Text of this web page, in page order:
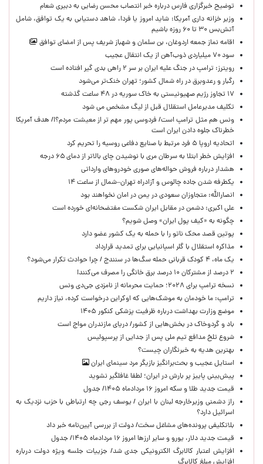
توضیح خبرگزاری فارس درباره خبر انتصاب محسن رضایی به دبیری شعام
وزیر خزانه داری آمریکا: شاید امروز یا فردا، شاهد دستیابی به یک توافق، شامل
آتش‌بس ۳۰ تا ۶۰ روزه باشیم
اقامه نماز جمعه اردوغان، بن ‌سلمان و شهباز شریف پس از امضای توافق
سود ۷۰ میلیاردی ذوب‌آهن از یک انتقال عجیب
رویترز: ترامپ در جنگ علیه ایران بر سر ۲ راهی بدی گیر افتاده است
رگبار و رعدوبرق در راه شمال کشور؛ تهران خنک‌تر می‌شود
۱۷ تجاوز رژیم صهیونیستی به خاک سوریه در ۴۸ ساعت گذشته
تکلیف مدیرعامل استقلال قبل از لیگ مشخص می شود
ونس هم مثل ترامپ است/ فردوسی پور مهم تر از معیشت مردم؟!/ هدف آمریکا
خطرناک جلوه دادن ایران است
اتحادیه اروپا ۵ فرد مرتبط با صنایع دفاعی روسیه را تحریم کرد
افزایش خطر ابتلا به سرطان مری با نوشیدن چای بالاتر از دمای ۶۵ درجه
هشدار درباره فروش حواله‌های صوری خودروهای وارداتی
یکطرفه شدن جاده چالوس و آزادراه تهران–شمال از ساعت ۱۴
انصارالله: متجاوزان سعودی در یمن در امان نخواهند بود
علی اکبری: دشمن در مقابل ایران شکست مفتضحانه‌ای خورده است
چگونه به «کیف پول ایران» وصل شویم؟
پوتین قصد محک ناتو را با حمله به یک کشور عضو دارد
مذاکره استقلال با گلر اسپانیایی برای تمدید قرارداد
یک ماه، ۴ کودک قربانی حمله سگ‌ها در سنندج / چرا حوادث تکرار می‌شود؟
۲ درصد از مشترکان ۱۰ درصد برق خانگی را مصرف می‌کنند!
نسخه ترامپ برای ۲۰۲۸؛ حمایت محرمانه از نامزدی جی‌دی ونس
ترامپ: ما خودمان به موشک‌هایی که اوکراین درخواست کرده، نیاز داریم
موضع وزارت بهداشت درباره ظرفیت پزشکی کنکور ۱۴۰۵
باد و گردوخاک در بخش‌هایی از کشور/ دریای مازندران مواج است
شروع تلخ مدافع تیم ملی پس از جدایی از پرسپولیس
بهترین هدیه به خبرنگاران چیست؟
استایل عجیب و بحث‌برانگیز بازیگر مرد سینمای ایران
پیش‌بینی پاییز پر بارش در ایران؛ لطفا غافلگیر نشوید
قیمت جدید طلا و سکه امروز ۱۶ مردادماه ۱۴۰۵/ جدول
راز دشمنی وزیرخارجه لبنان با ایران / یوسف رجی چه ارتباطی با حزب نزدیک به
اسرائیل دارد؟
بلاتکلیفی پرونده‌های مشاغل سخت/ دولت از بررسی آیین‌نامه خبر داد
قیمت جدید دلار، یورو و سایر ارزها امروز ۱۶ مردادماه ۱۴۰۵/ جدول
افزایش اعتبار کالابرگ الکترونیکی جدی شد/ جزییات جلسه ویژه دولت درباره